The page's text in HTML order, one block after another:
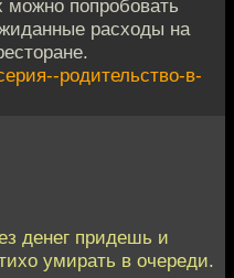
попробовать
расходы на
родительство-в-
денег придешь и
умирать в очереди.